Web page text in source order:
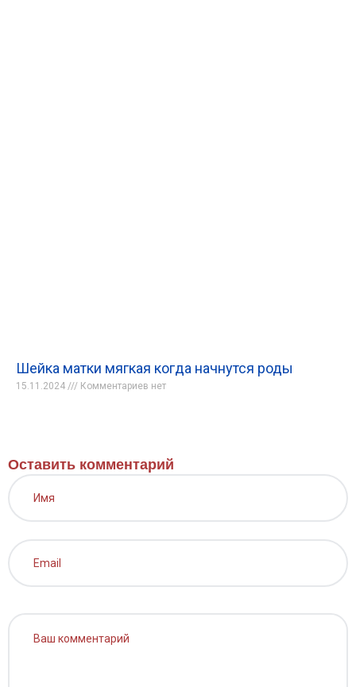
Шейка матки мягкая когда начнутся роды
15.11.2024 Комментариев нет
Оставить комментарий